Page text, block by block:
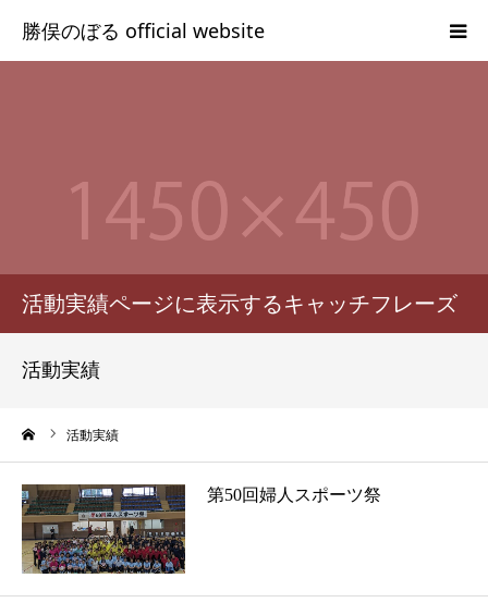
活動実績ページに表示するキャッチフレーズ
活動実績
活動実績
第50回婦人スポーツ祭
勝俣のぼるの志
のぼかつブログ